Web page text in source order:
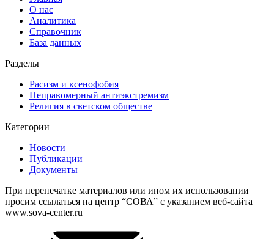
О нас
Аналитика
Справочник
База данных
Разделы
Расизм и ксенофобия
Неправомерный антиэкстремизм
Религия в светском обществе
Категории
Новости
Публикации
Документы
При перепечатке материалов или ином их использовании
просим ссылаться на центр “СОВА” с указанием веб-сайта
www.sova-center.ru